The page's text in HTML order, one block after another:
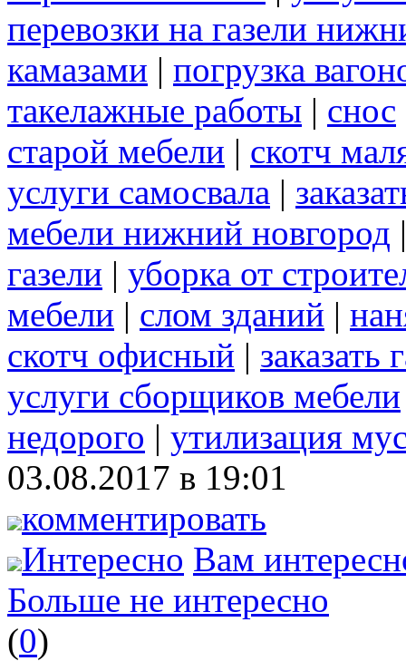
перевозки на газели
камазами | погрузка
такелажные работы | снос
старой мебели | скотч
услуги самосвала |
мебели нижний новгород
газели | уборка от
мебели | слом зданий |
скотч офисный | заказать
услуги сборщиков мебели
недорого | утилизация
03.08.2017 в 19:01
комментировать
Интересно Вам
Больше не интересно
(0)